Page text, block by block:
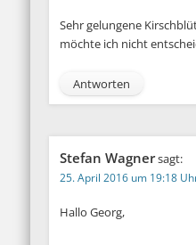
Sehr gelungene
möchte ich nicht
Antworten
Stefan Wagnersagt:
25. April 2016 um 19:18
Hallo Georg,